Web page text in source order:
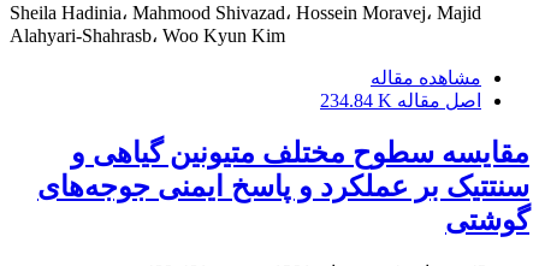
Sheila Hadinia، Mahmood Shivazad، Hossein Moravej، Majid
Alahyari-Shahrasb، Woo Kyun Kim
مشاهده مقاله
اصل مقاله 234.84 K
مقایسه سطوح مختلف متیونین گیاهی و
سنتتیک بر عملکرد و پاسخ ایمنی جوجه‌های
گوشتی